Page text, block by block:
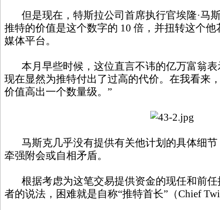
但是现在，特斯拉公司首席执行官埃隆·马
推特的价值是这个数字的 10 倍，并扭转这个
媒体平台。
本月早些时候，这位直言不讳的亿万富翁表
现在显然为推特付出了过高的代价。在我看来
价值高出一个数量级。”
马斯克几乎没有提供有关他计划的具体细节
牵强附会或自相矛盾。
根据考虑为这笔交易提供资金的现任和前任
者的说法，困难就是自称“推特首长”（Chief